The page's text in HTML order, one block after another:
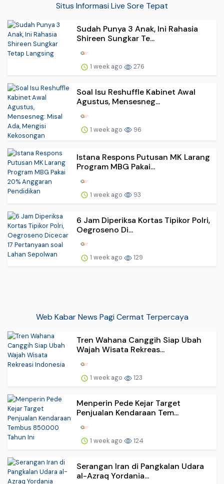
Situs Informasi Live Sore Tepat
Sudah Punya 3 Anak, Ini Rahasia
Shireen Sungkar Te...
1 week ago 276
Soal Isu Reshuffle Kabinet Awal
Agustus, Mensesneg...
1 week ago 96
Istana Respons Putusan MK Larang
Program MBG Pakai...
1 week ago 93
6 Jam Diperiksa Kortas Tipikor Polri,
Oegroseno Di...
1 week ago 129
Web Kabar News Pagi Cermat Terpercaya
Tren Wahana Canggih Siap Ubah
Wajah Wisata Rekreas...
1 week ago 123
Menperin Pede Kejar Target
Penjualan Kendaraan Tem...
1 week ago 124
Serangan Iran di Pangkalan Udara
al-Azraq Yordania...